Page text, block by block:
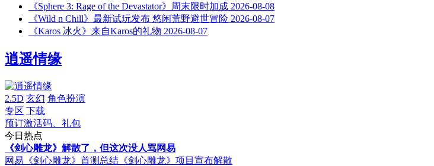
《Sphere 3: Rage of the Devastator》周末限时加成 2026-08-08
《Wild n Chill》最新试玩发布 悠闲荒野避世冒险 2026-08-07
《Karos 冰火》来自Karos的礼物 2026-08-07
逍遥情缘
2.5D 玄幻 角色扮演
专区 下载
预订激活码、礼包
今日热点
《剑心雕龙》解散了，但这次没人骂网易
网易《剑心雕龙》首测总结 《剑心雕龙》项目宣布解散